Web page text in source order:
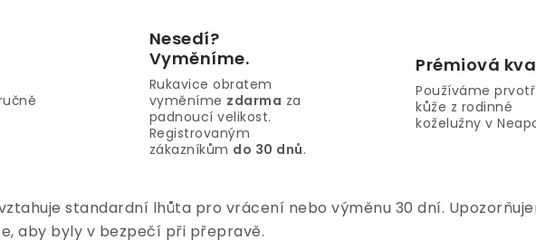
Nesedí?
Vyměníme.
Rukavice obratem
vyměníme zdarma za
padnoucí velikost.
Registrovaným
zákazníkům do 30 dnů.
Prémiová
Používáme
kůže z rodinné
koželužny v
standardní lhůta pro vrácení nebo výměnu 30 dní.
aby byly v bezpečí při přepravě.